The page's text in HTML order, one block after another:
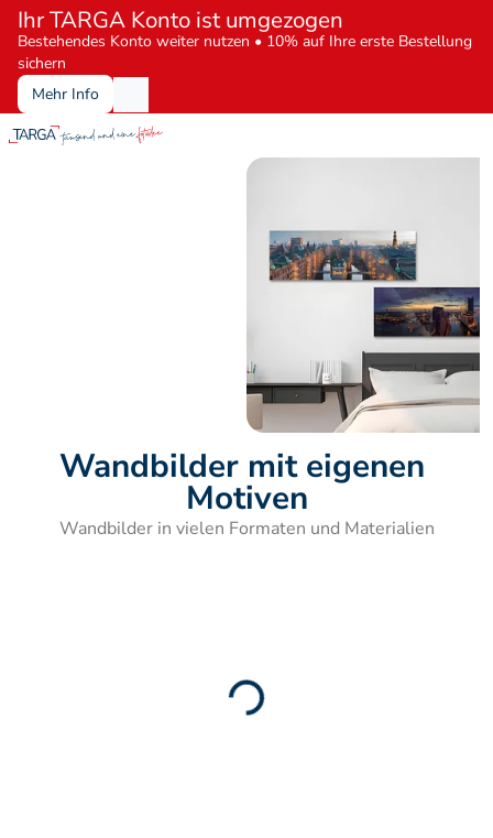
Ihr TARGA Konto ist umgezogen
Bestehendes Konto weiter nutzen • 10% auf Ihre erste Bestellung
sichern
Mehr Info
Wandbilder mit eigenen
Motiven
Wandbilder in vielen Formaten und Materialien